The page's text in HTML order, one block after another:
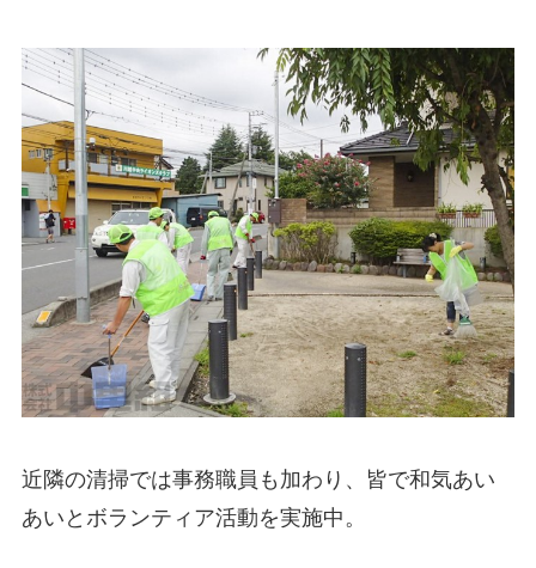
近隣の清掃では事務職員も加わり、皆で和気あい
あいとボランティア活動を実施中。